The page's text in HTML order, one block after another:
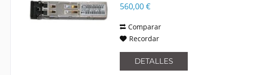
560,00 €
Comparar
Recordar
DETALLES